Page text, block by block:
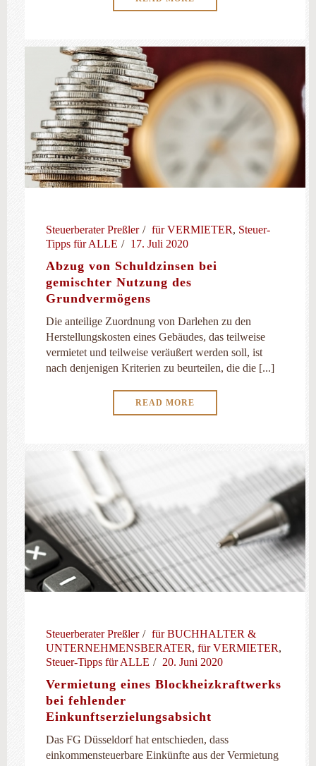
Steuerberater Preßler für VERMIETER, Steuer-
Tipps für ALLE
17. Juli 2020
Abzug von Schuldzinsen bei
gemischter Nutzung des
Grundvermögens
Die anteilige Zuordnung von Darlehen zu den
Herstellungskosten eines Gebäudes, das teilweise
vermietet und teilweise veräußert werden soll, ist
nach denjenigen Kriterien zu beurteilen, die die [...]
READ MORE
Steuerberater Preßler
für BUCHHALTER &
UNTERNEHMENSBERATER, für VERMIETER,
Steuer-Tipps für ALLE
20. Juni 2020
Vermietung eines Blockheizkraftwerks
bei fehlender
Einkunftserzielungsabsicht
Das FG Düsseldorf hat entschieden, dass
einkommensteuerbare Einkünfte aus der Vermietung